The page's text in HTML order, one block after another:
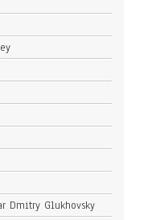
Dmitry Glukhovsky